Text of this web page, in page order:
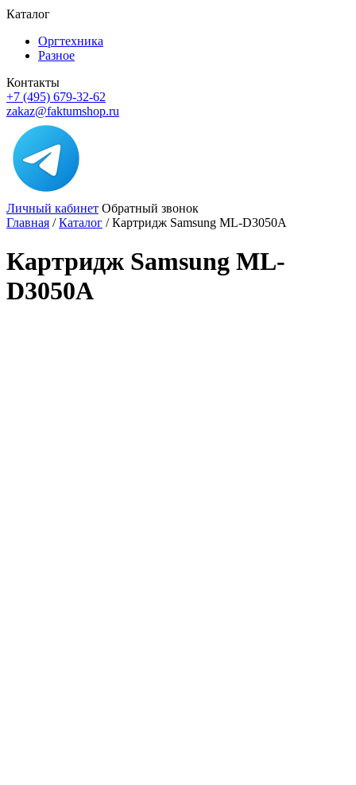
Каталог
Оргтехника
Разное
Контакты
+7 (495) 679-32-62
zakaz@faktumshop.ru
Личный кабинет Обратный звонок
Главная /Каталог /Картридж Samsung ML-D3050A
Картридж Samsung ML-
D3050A